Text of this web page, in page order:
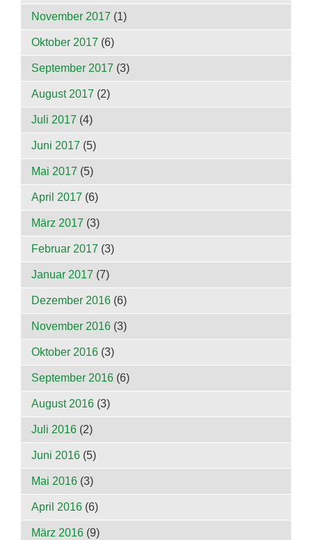
November 2017 (1)
Oktober 2017 (6)
September 2017 (3)
August 2017 (2)
Juli 2017 (4)
Juni 2017 (5)
Mai 2017 (5)
April 2017 (6)
März 2017 (3)
Februar 2017 (3)
Januar 2017 (7)
Dezember 2016 (6)
November 2016 (3)
Oktober 2016 (3)
September 2016 (6)
August 2016 (3)
Juli 2016 (2)
Juni 2016 (5)
Mai 2016 (3)
April 2016 (6)
März 2016 (9)